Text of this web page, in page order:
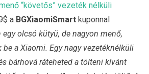
“követős” vezeték nélküli
a BGXiaomiSmart kuponnal
egy olcsó kütyü, de nagyon menő,
a Xiaomi. Egy nagy vezetéknélküli
bárhová ráteheted a tölteni kívánt